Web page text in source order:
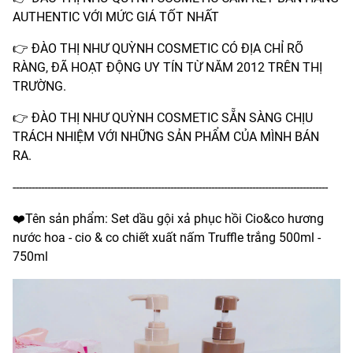
AUTHENTIC VỚI MỨC GIÁ TỐT NHẤT
👉 ĐÀO THỊ NHƯ QUỲNH COSMETIC CÓ ĐỊA CHỈ RÕ
RÀNG, ĐÃ HOẠT ĐỘNG UY TÍN TỪ NĂM 2012 TRÊN THỊ
TRƯỜNG.
👉 ĐÀO THỊ NHƯ QUỲNH COSMETIC SẴN SÀNG CHỊU
TRÁCH NHIỆM VỚI NHỮNG SẢN PHẨM CỦA MÌNH BÁN
RA.
----------------------------------------------------------------------------------------------------
❤️Tên sản phẩm: Set dầu gội xả phục hồi Cio&co hương
nước hoa - cio & co chiết xuất nấm Truffle trắng 500ml -
750ml